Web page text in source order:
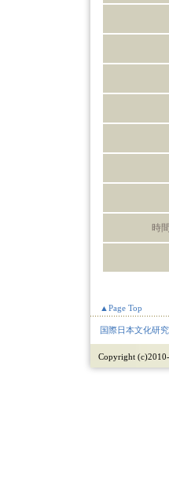
時
▲Page Top
国際日本文化研
Copyright (c)2010-